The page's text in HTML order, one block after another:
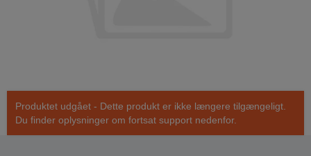
Produktet udgået - Dette produkt er ikke længere tilgængeligt.
Du finder oplysninger om fortsat support nedenfor.